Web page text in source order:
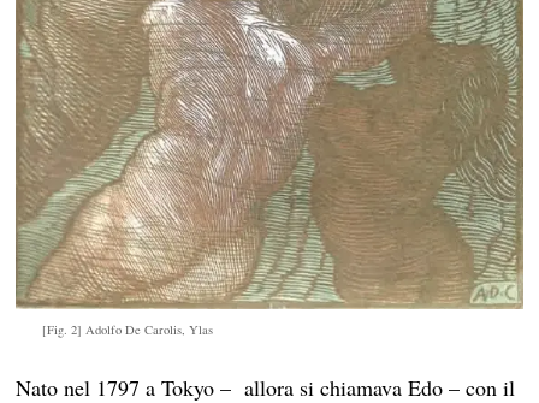
[Fig. 2] Adolfo De Carolis, Ylas
Nato nel 1797 a Tokyo – allora si chiamava Edo – con il